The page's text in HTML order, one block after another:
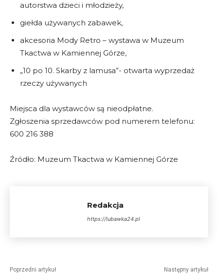
autorstwa dzieci i młodzieży,
giełda używanych zabawek,
akcesoria Mody Retro – wystawa w Muzeum
Tkactwa w Kamiennej Górze,
„10 po 10. Skarby z lamusa”- otwarta wyprzedaż
rzeczy używanych
Miejsca dla wystawców są nieodpłatne.
Zgłoszenia sprzedawców pod numerem telefonu:
600 216 388
Źródło: Muzeum Tkactwa w Kamiennej Górze
Redakcja
https://lubawka24.pl
Poprzedni artykuł Następny artykuł